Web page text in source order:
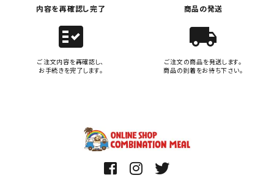
内容を再確認し完了
fact_check
ご注文内容を再確認し、
お手続きを完了します。
商品の発送
local_shipping
ご注文の商品を発送します。
商品の到着をお待ち下さい。